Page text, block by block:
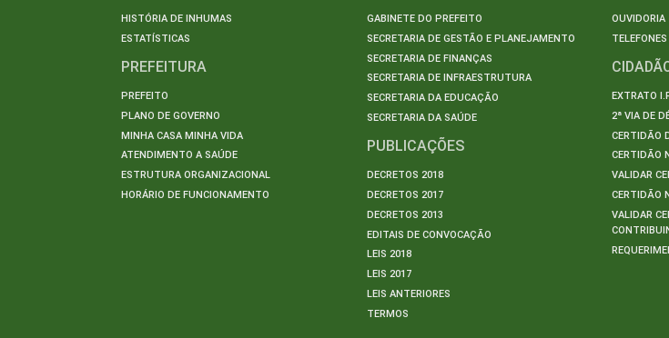
HISTÓRIA DE INHUMAS
ESTATÍSTICAS
PREFEITURA
PREFEITO
PLANO DE GOVERNO
MINHA CASA MINHA VIDA
ATENDIMENTO A SAÚDE
ESTRUTURA ORGANIZACIONAL
HORÁRIO DE FUNCIONAMENTO
GABINETE DO PREFEITO
SECRETARIA DE GESTÃO E PLANEJAMENTO
SECRETARIA DE FINANÇAS
SECRETARIA DE INFRAESTRUTURA
SECRETARIA DA EDUCAÇÃO
SECRETARIA DA SAÚDE
PUBLICAÇÕES
DECRETOS 2018
DECRETOS 2017
DECRETOS 2013
EDITAIS DE CONVOCAÇÃO
LEIS 2018
LEIS 2017
LEIS ANTERIORES
TERMOS
OUVIDORIA
EXTRATO
2ª VIA DE
CERTIDÃO
CERTIDÃO
VALIDAR
CERTIDÃO
VALIDAR